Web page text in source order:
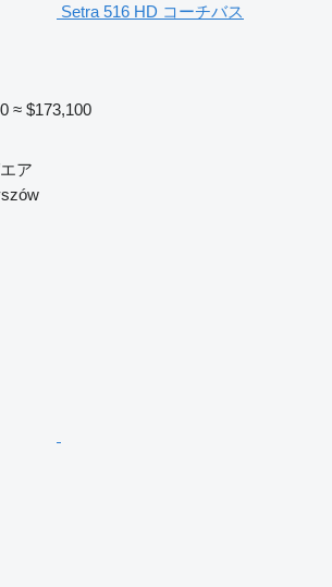
Setra 516 HD コーチバス
≈ $173,100
ア